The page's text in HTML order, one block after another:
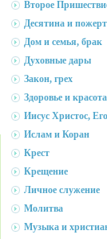
Второе
Десятина и
Дом и семья, брак
Духовные дары
Закон, грех
Здоровье и
Иисус Христос,
Ислам и Коран
Крест
Крещение
Личное служение
Молитва
Музыка и